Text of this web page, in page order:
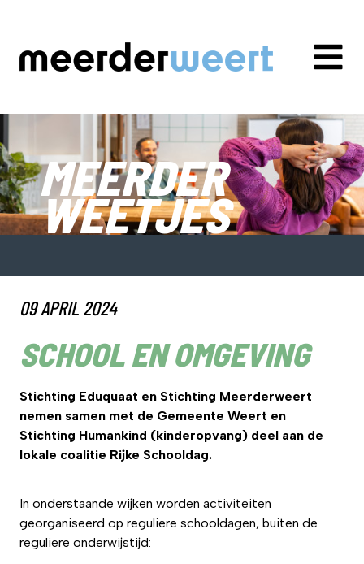
MEERDER
WEETJES
09 APRIL 2024
SCHOOL EN OMGEVING
Stichting Eduquaat en Stichting Meerderweert
nemen samen met de Gemeente Weert en
Stichting Humankind (kinderopvang) deel aan de
lokale coalitie Rijke Schooldag.
In onderstaande wijken worden activiteiten
georganiseerd op reguliere schooldagen, buiten de
reguliere onderwijstijd: